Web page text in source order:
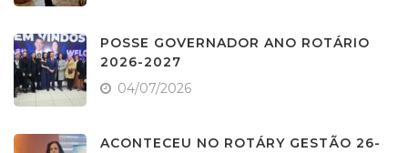
POSSE GOVERNADOR ANO ROTÁRIO
2026-2027
04/07/2026
ACONTECEU NO ROTÁRY GESTÃO 26-